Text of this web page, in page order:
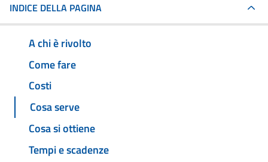
INDICE DELLA PAGINA
A chi è rivolto
Come fare
Costi
Cosa serve
Cosa si ottiene
Tempi e scadenze